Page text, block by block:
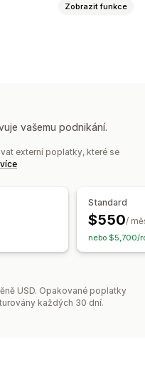
Zobrazit funkce
dat
Více rezervací
reálném čase
Vlastní formuláře
vašemu podnikání.
externí poplatky, které se
Standard
$550/
nebo $5,700/
USD. Opakované poplatky
každých 30 dní.